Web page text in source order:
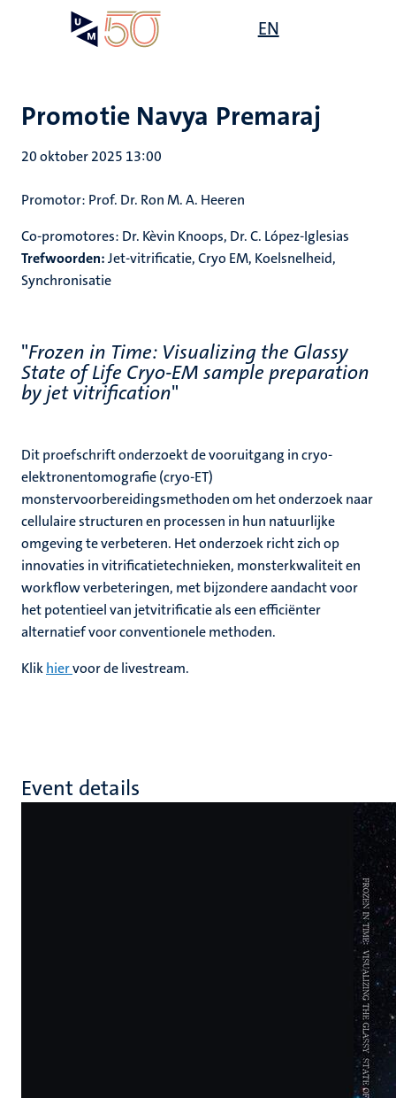
gaan
EN
Promotie Navya Premaraj
20 oktober 2025 13:00
Promotor: Prof. Dr. Ron M. A. Heeren
Co-promotores: Dr. Kèvin Knoops, Dr. C. López-Iglesias
Trefwoorden:Jet-vitrificatie, Cryo EM, Koelsnelheid,
Synchronisatie
"Frozen in Time: Visualizing the Glassy
State of Life Cryo-EM sample preparation
by jet vitrification"
Dit proefschrift onderzoekt de vooruitgang in cryo-
elektronentomografie (cryo-ET)
monstervoorbereidingsmethoden om het onderzoek naar
cellulaire structuren en processen in hun natuurlijke
omgeving te verbeteren. Het onderzoek richt zich op
innovaties in vitrificatietechnieken, monsterkwaliteit en
workflow verbeteringen, met bijzondere aandacht voor
het potentieel van jetvitrificatie als een efficiënter
alternatief voor conventionele methoden.
Klikhiervoor de livestream.
Event details